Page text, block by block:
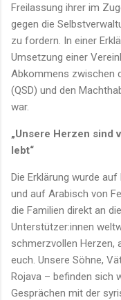
Freilassung ihrer im
gegen die
zu fordern. In einer
Umsetzung einer
Abkommens zwischen
(QSD) und den
war.
„Unsere Herzen sind
lebt“
Die Erklärung wurde
und auf Arabisch von
die Familien direkt an
Unterstützer:innen
schmerzvollen Herzen,
euch. Unsere Söhne,
Rojava – befinden sich
Gesprächen mit der